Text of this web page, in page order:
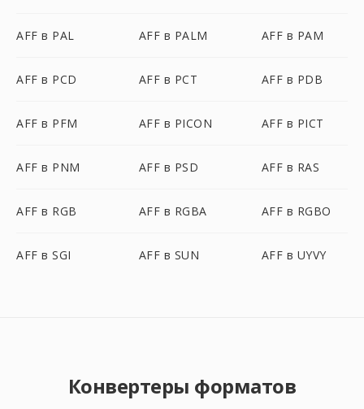
AFF в PAL AFF в PALM AFF в PAM
AFF в PCD AFF в PCT AFF в PDB
AFF в PFM AFF в PICON AFF в PICT
AFF в PNM AFF в PSD AFF в RAS
AFF в RGB AFF в RGBA AFF в RGBO
AFF в SGI AFF в SUN AFF в UYVY
Конвертеры форматов